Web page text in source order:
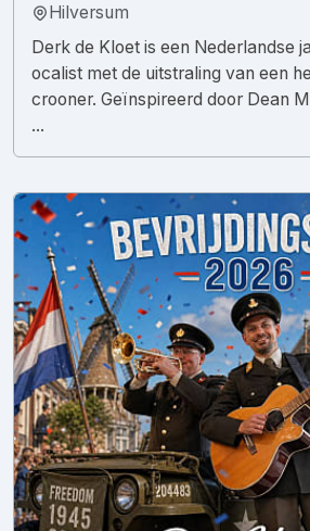
Hilversum
Derk de Kloet is een Nederlandse
ocalist met de uitstraling van een
crooner. Geïnspireerd door Dean
...